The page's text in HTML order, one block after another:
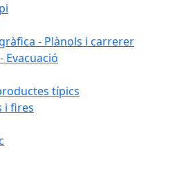
- Plànols i carrerer
Evacuació
típics
i fires